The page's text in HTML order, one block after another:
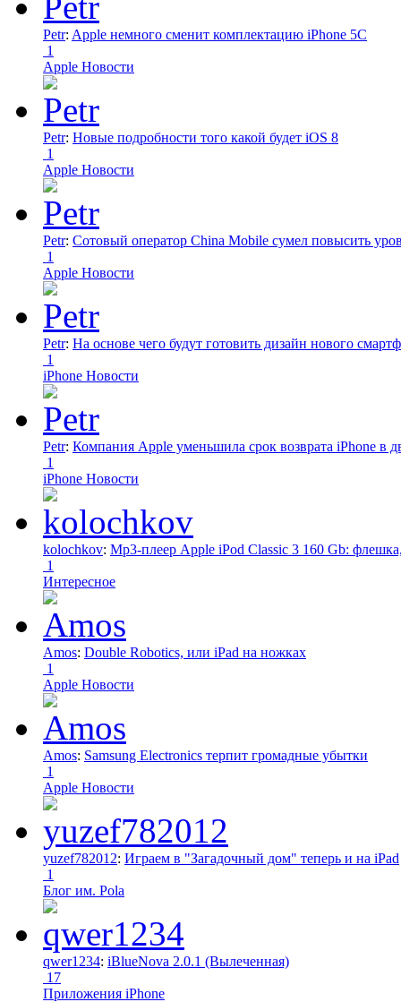
Petr: Apple немного сменит комплектацию iPhone 5C
1
Apple Новости
Petr: Новые подробности того какой будет iOS 8
1
Apple Новости
Petr: Сотовый оператор China Mobile сумел повысить
1
Apple Новости
Petr: На основе чего будут готовить дизайн нового
1
iPhone Новости
Petr: Компания Apple уменьшила срок возврата iPhone в
1
iPhone Новости
kolochkov: Mp3-плеер Apple iPod Classic 3 160 Gb:
1
Интересное
Amos: Double Robotics, или iPad на ножках
1
Apple Новости
Amos: Samsung Electronics терпит громадные убытки
1
Apple Новости
yuzef782012: Играем в "Загадочный дом" теперь и на iPad
1
Блог им. Pola
qwer1234: iBlueNova 2.0.1 (Вылеченная)
17
Приложения iPhone